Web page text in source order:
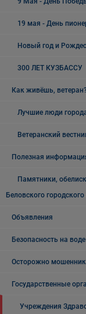
19 мая - День
Новый год и
300 ЛЕТ КУЗБАССУ
Как живёшь,
Лучшие люди
Ветеранский
Полезная
Памятники,
Беловского городского
Объявления
Безопасность на воде
Осторожно
Государственные
Учреждения